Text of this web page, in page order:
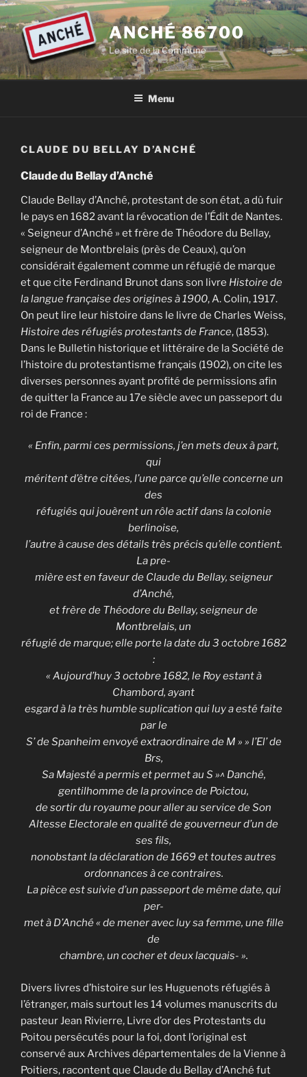
Aller
au
contenu
principal
ANCHÉ 86700
Le site de la Commune
Menu
CLAUDE DU BELLAY D’ANCHÉ
Claude du Bellay d’Anché
Claude Bellay d’Anché, protestant de son état, a dû fuir
le pays en 1682 avant la révocation de l’Édit de Nantes.
« Seigneur d’Anché » et frère de Théodore du Bellay,
seigneur de Montbrelais (près de Ceaux), qu’on
considérait également comme un réfugié de marque
et que cite Ferdinand Brunot dans son livre Histoire de
la langue française des origines à 1900, A. Colin, 1917.
On peut lire leur histoire dans le livre de Charles Weiss,
Histoire des réfugiés protestants de France, (1853).
Dans le Bulletin historique et littéraire de la Société de
l’histoire du protestantisme français (1902), on cite les
diverses personnes ayant profité de permissions afin
de quitter la France au 17e siècle avec un passeport du
roi de France :
« Enfin, parmi ces permissions, j’en mets deux à part,
qui
méritent d’être citées, l’une parce qu’elle concerne un
des
réfugiés qui jouèrent un rôle actif dans la colonie
berlinoise,
l’autre à cause des détails très précis qu’elle contient.
La pre-
mière est en faveur de Claude du Bellay, seigneur
d’Anché,
et frère de Théodore du Bellay, seigneur de
Montbrelais, un
réfugié de marque; elle porte la date du 3 octobre 1682
:
« Aujourd’huy 3 octobre 1682, le Roy estant à
Chambord, ayant
esgard à la très humble suplication qui luy a esté faite
par le
S’ de Spanheim envoyé extraordinaire de M » » l’El’ de
Brs,
Sa Majesté a permis et permet au S »^ Danché,
gentilhomme de la province de Poictou,
de sortir du royaume pour aller au service de Son
Altesse Electorale en qualité de gouverneur d’un de
ses fils,
nonobstant la déclaration de 1669 et toutes autres
ordonnances à ce contraires.
La pièce est suivie d’un passeport de même date, qui
per-
met à D’Anché « de mener avec luy sa femme, une fille
de
chambre, un cocher et deux lacquais- ».
Divers livres d’histoire sur les Huguenots réfugiés à
l’étranger, mais surtout les 14 volumes manuscrits du
pasteur Jean Rivierre, Livre d’or des Protestants du
Poitou persécutés pour la foi, dont l’original est
conservé aux Archives départementales de la Vienne à
Poitiers, racontent que Claude du Bellay d’Anché fut